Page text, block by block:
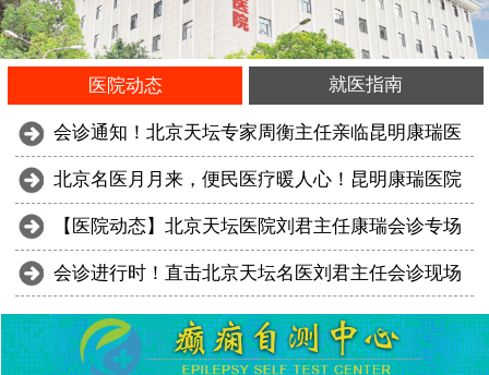
医院动态 就医指南
会诊通知！北京天坛专家周衡主任亲临昆明康瑞医
北京名医月月来，便民医疗暖人心！昆明康瑞医院
【医院动态】北京天坛医院刘君主任康瑞会诊专场
会诊进行时！直击北京天坛名医刘君主任会诊现场